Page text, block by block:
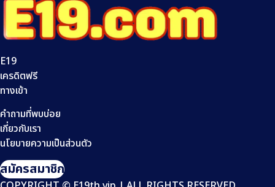
E19
เครดิตฟรี
ทางเข้า
คำถามที่พบบ่อย
เกี่ยวกับเรา
นโยบายความเป็นส่วนตัว
สมัครสมาชิก